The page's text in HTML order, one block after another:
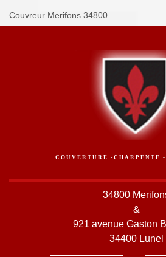
Couvreur Merifons 34800
COUVERTURE -CHARPENTE
34800
&
921 avenue Gaston
34400 Lunel